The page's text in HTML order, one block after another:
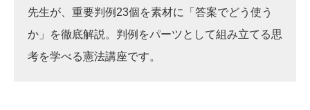
先生が、重要判例23個を素材に「答案でどう使う
か」を徹底解説。判例をパーツとして組み立てる思
考を学べる憲法講座です。